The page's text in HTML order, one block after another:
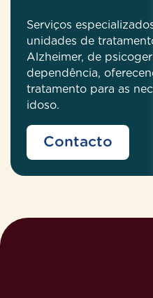
Serviços
unidades de
Alzheimer, de
dependência,
tratamento para as
idoso.
Contacto